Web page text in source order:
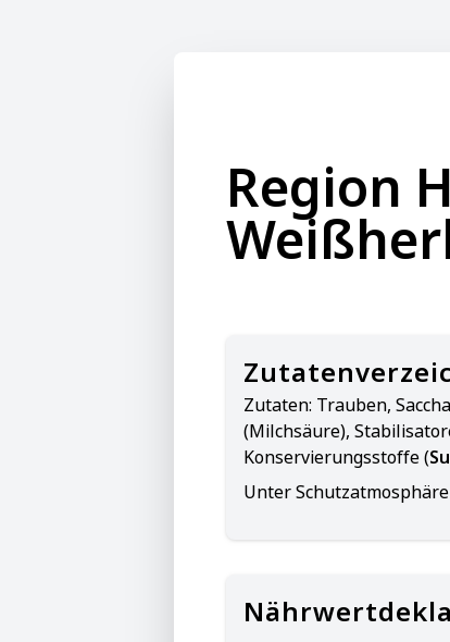
Region
Zutaten: Trauben,
(Milchsäure),
Konservierungsstoffe (
Unter